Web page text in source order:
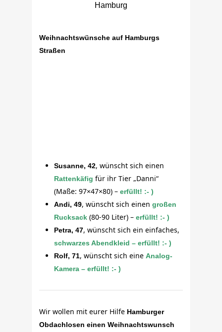
Hamburg
Weihnachtswünsche auf Hamburgs
Straßen
Susanne, 42, wünscht sich einen
Rattenkäfigfür ihr Tier „Danni“
(Maße:97×47×80) –erfüllt! :- )
Andi, 49, wünscht sich einen großen
Rucksack(80-90 Liter) –erfüllt! :- )
Petra, 47, wünscht sich ein einfaches,
schwarzes Abendkleid – erfüllt! :- )
Rolf, 71, wünscht sich eine Analog-
Kamera – erfüllt! :- )
Wir wollen mit eurer Hilfe Hamburger
Obdachlosen einen Weihnachtswunsch